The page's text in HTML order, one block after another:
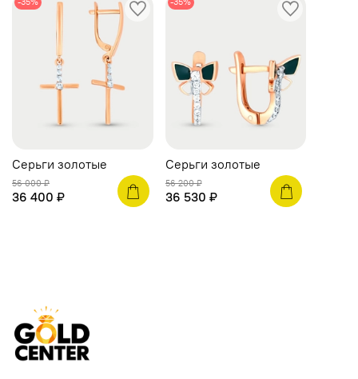
Серьги золотые
56 000 ₽
36 400 ₽
Серьги золотые
56 200 ₽
36 530 ₽